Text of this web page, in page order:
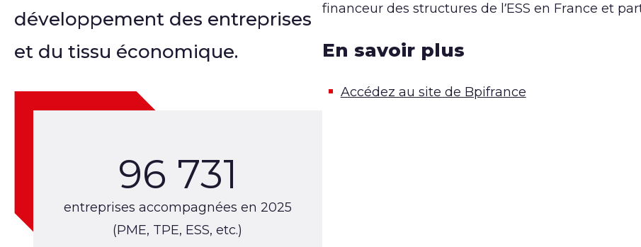
développement des entreprises
et du tissu économique.
96 731
entreprises accompagnées en 2025
(PME, TPE, ESS, etc.)
financeur des structures de l’ESS en France et
En savoir plus
Accédez au site de Bpifrance